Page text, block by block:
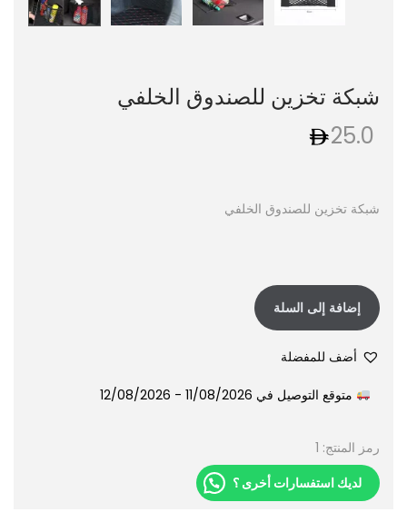
شبكة تخزين للصندوق الخلفي
25.0
شبكة تخزين للصندوق الخلفي
إضافة إلى السلة
أضف للمفضلة
متوقع التوصيل في 11/08/2026 - 12/08/2026
رمز المنتج: 1
لديك استفسارات أخرى ؟